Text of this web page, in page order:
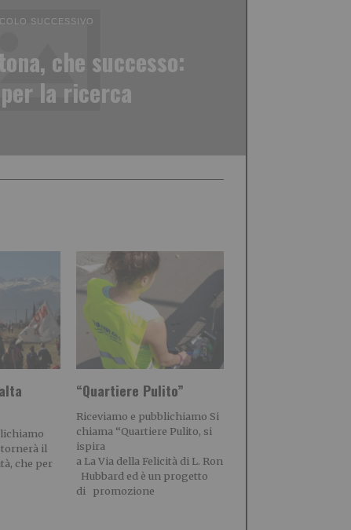
SUCCESSIVO
che successo:
la ricerca
tornerà il
che per
“Quartiere Pulito”
Riceviamo e pubblichiamo Si
chiama “Quartiere Pulito, si
ispira
a La Via della Felicità di L. Ron
Hubbard ed è un progetto
di promozione